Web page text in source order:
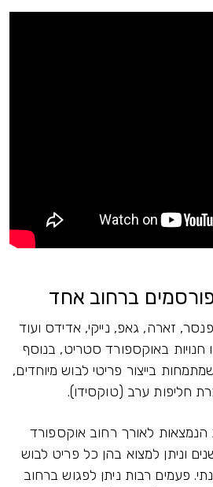
ברחוב אחד
זארה, גאפ, נייקי, אדידס ועוד
חנויות באוקספורד סטריט, בנוסף
בייצור פריטי לבוש מיוחדים,
חליפות ערב (טוקסידו).
הנמצאות לאורך רחוב אוקספורד
וניתן למצוא בהן כל פריט לבוש
פעמים רבות ניתן לפגוש ברחוב